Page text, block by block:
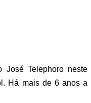
José Telephoro neste
Há mais de 6 anos a